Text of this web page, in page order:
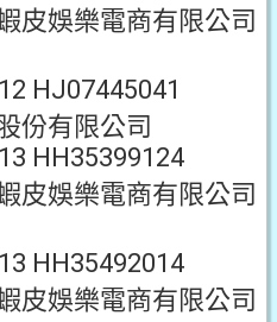
皮娛樂電商有限公司
HJ07445041
份有限公司
HH35399124
皮娛樂電商有限公司
HH35492014
皮娛樂電商有限公司